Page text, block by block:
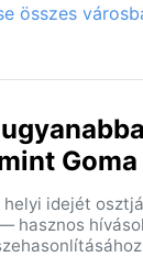
összes
Goma
helyi idejét
hasznos